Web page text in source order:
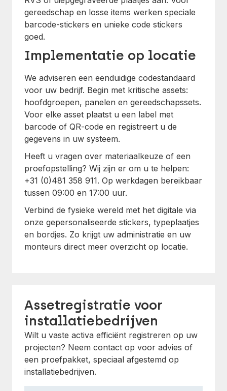
gereedschap en losse items werken speciale
barcode-stickers en unieke code stickers
goed.
Implementatie op locatie
We adviseren een eenduidige codestandaard
voor uw bedrijf. Begin met kritische assets:
hoofdgroepen, panelen en gereedschapssets.
Voor elke asset plaatst u een label met
barcode of QR-code en registreert u de
gegevens in uw systeem.
Heeft u vragen over materiaalkeuze of een
proefopstelling? Wij zijn er om u te helpen:
+31 (0)481 358 911. Op werkdagen bereikbaar
tussen 09:00 en 17:00 uur.
Verbind de fysieke wereld met het digitale via
onze gepersonaliseerde stickers, typeplaatjes
en bordjes. Zo krijgt uw administratie en uw
monteurs direct meer overzicht op locatie.
Assetregistratie voor
installatiebedrijven
Wilt u vaste activa efficiënt registreren op uw
projecten? Neem contact op voor advies of
een proefpakket, speciaal afgestemd op
installatiebedrijven.